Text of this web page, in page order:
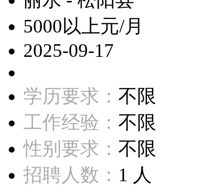
5000以上元/月
2025-09-17
学历要求： 不限
工作经验： 不限
性别要求： 不限
招聘人数： 1 人